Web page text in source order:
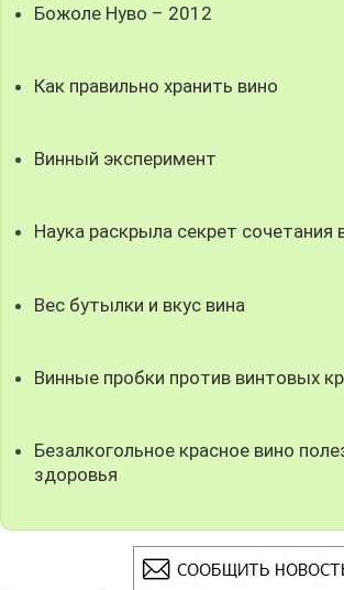
Божоле Нуво – 2012
Как правильно хранить вино
Винный эксперимент
Наука раскрыла секрет сочетания
Вес бутылки и вкус вина
Винные пробки против винтовых
Безалкогольное красное вино
здоровья